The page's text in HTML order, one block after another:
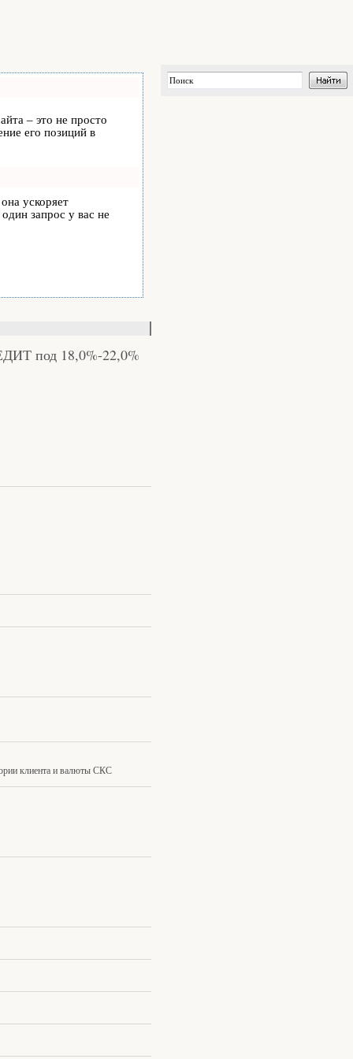
– это не просто
его позиций в
ускоряет
запрос у вас не
под 18,0%-22,0%
клиента и валюты СКС